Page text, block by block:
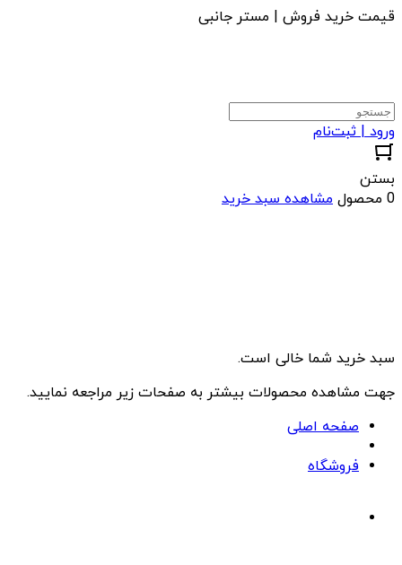
قیمت خرید فروش | مستر جانبی
ورود | ثبت‌نام
بستن
0 محصول
مشاهده سبد خرید
سبد خرید شما خالی است.
جهت مشاهده محصولات بیشتر به صفحات زیر مراجعه نمایید.
صفحه اصلی
فروشگاه